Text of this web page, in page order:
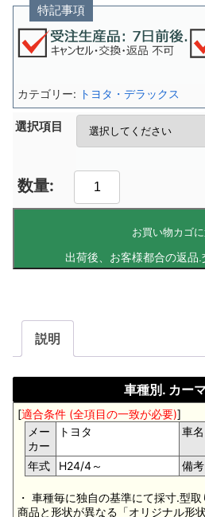
特記事項
選択項目
お買い物カゴ
カテゴリー: トヨタ・デラックス
説明
車種別. カー
[適合条件 (全項目の一致が必要)]
メー
カー
トヨタ 車名
年式 H24/4～ 備考
・ 車種毎に独自の基準にて採寸.型
商品と形状が異なる「オリジナル形